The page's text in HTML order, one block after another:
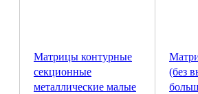
Матрицы контурные
секционные
металлические малые
(без